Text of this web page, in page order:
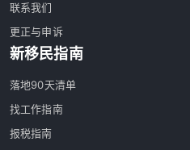
联系我们
更正与申诉
新移民指南
落地90天清单
找工作指南
报税指南